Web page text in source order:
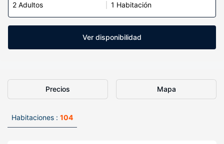
2 Adultos 1 Habitación
Ver disponibilidad
Precios Mapa
Habitaciones : 104